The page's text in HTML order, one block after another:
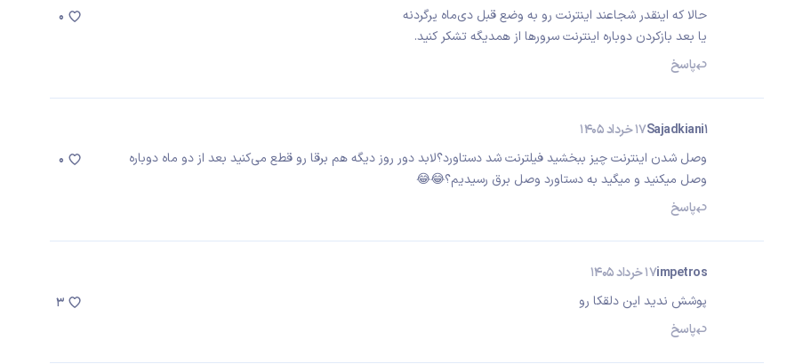
حالا که اینقدر شجاعند اینترنت رو به وضع قبل دی‌ماه یرگردنه
یا بعد بازکردن دوباره اینترنت سرورها از همدیگه تشکر کنید.
پاسخ
0
Sajadkiani117 خرداد 1405
وصل شدن اینترنت چیز ببخشید فیلترنت شد دستاورد؟لابد دور روز دیگه هم برقا رو قطع می‌کنید بعد از دو ماه دوباره
وصل میکنید و میگید به دستاورد وصل برق رسیدیم؟😂😂
پاسخ
0
impetros17 خرداد 1405
پوشش ندید این دلقکا رو
پاسخ
3